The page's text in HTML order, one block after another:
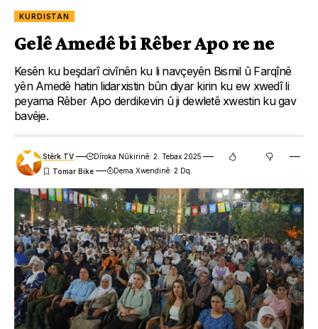
KURDISTAN
Gelê Amedê bi Rêber Apo re ne
Kesên ku beşdarî civînên ku li navçeyên Bismil û Farqînê
yên Amedê hatin lidarxistin bûn diyar kirin ku ew xwedî li
peyama Rêber Apo derdikevin û ji dewletê xwestin ku gav
bavêje.
Stêrk TV
Dîroka Nûkirinê: 2. Tebax 2025
Dema Xwendinê: 2 Dq.